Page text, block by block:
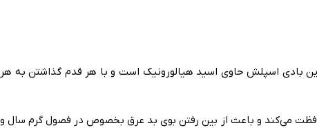
بادی اسپلش حاوی اسید هیالورونیک است و با هر قدم گذاشتن به هر
می‌کند و باعث از بین رفتن بوی بد عرق بخصوص در فصول گرم سال و